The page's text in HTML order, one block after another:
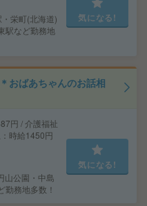
・栄町(北海道)
駅など勤務地
気になる!
おばあちゃんのお話相
円 / 介護福祉
時給1450円
山公園・中島
勤務地多数！
気になる!